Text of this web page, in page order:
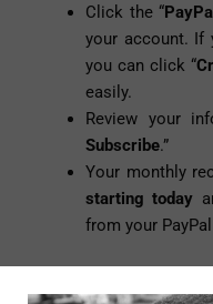
Click the “
your account. If
you can click “
easily.
Review your
Subscribe.”
Your monthly
starting today
from your